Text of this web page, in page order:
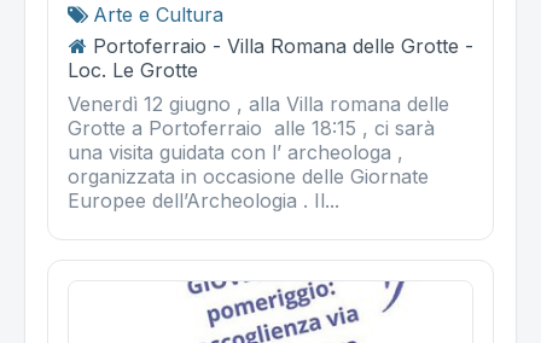
Arte e Cultura
Portoferraio - Villa Romana delle Grotte -
Loc. Le Grotte
Venerdì 12 giugno , alla Villa romana delle
Grotte a Portoferraio alle 18:15 , ci sarà
una visita guidata con l’ archeologa ,
organizzata in occasione delle Giornate
Europee dell’Archeologia . Il...